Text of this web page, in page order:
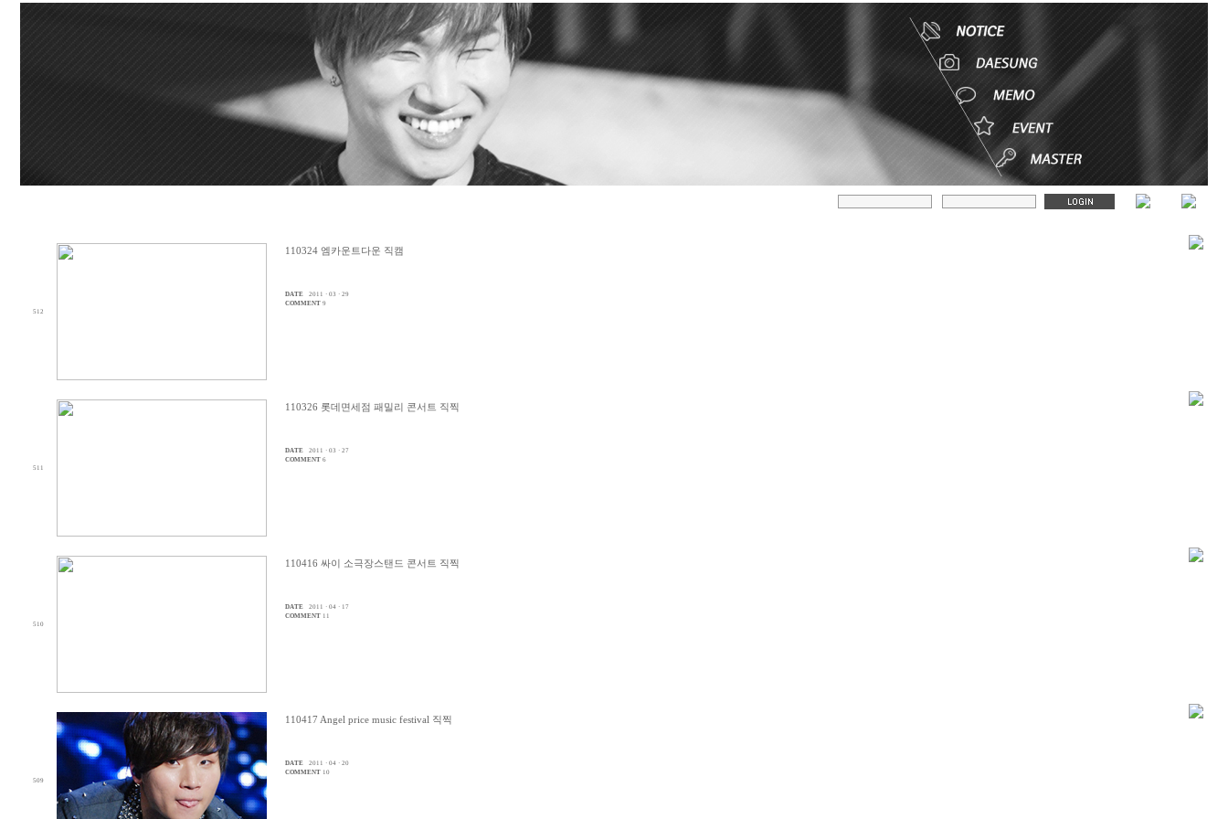
512
110324 엠카운트다운 직캠
DATE
2011 · 03 · 29
COMMENT 9
511
110326 롯데면세점 패밀리 콘서트 직찍
DATE
2011 · 03 · 27
COMMENT 6
510
110416 싸이 소극장스탠드 콘서트 직찍
DATE
2011 · 04 · 17
COMMENT
509
110417 Angel price music festival 직찍
DATE
2011 · 04 · 20
COMMENT 10